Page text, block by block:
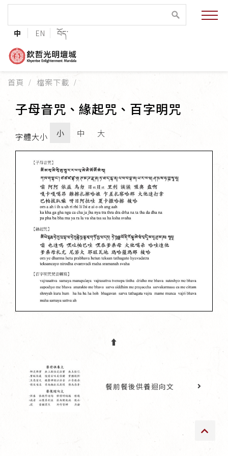
中 EN བོད་
緣起與願景
法王與上師的祝福
培植福田
加入志工
巴麥欽哲傳承
第三世巴麥欽哲仁波切
傳承上師授證
專書與譯著
*巴麥寺與麥青寺的聯合聲明
尊貴上師珍寶開示
巴麥欽哲珍寶開示
前行開示文集
首頁 檔案下載
子母音咒、緣起咒、百字明咒
字體大小 小 中 大
⬆︎
餐前餐後供養迴向文